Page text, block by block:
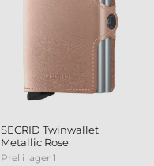
SECRID Twinwallet
Metallic Rose
Prel i lager 1